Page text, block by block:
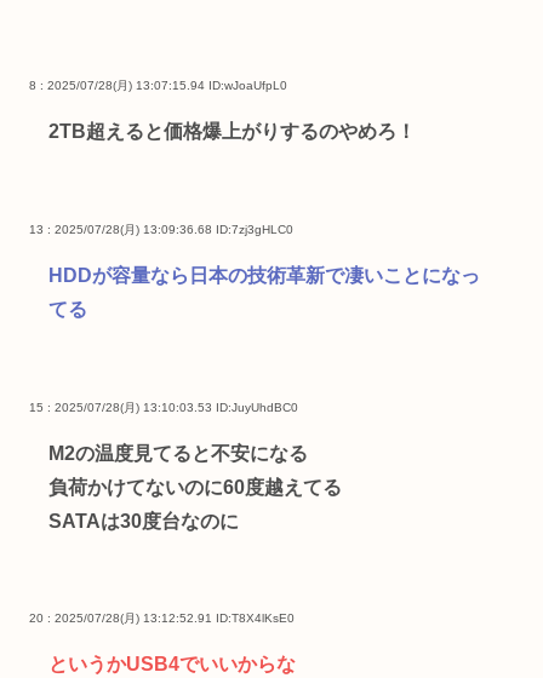
8 : 2025/07/28(月) 13:07:15.94 ID:wJoaUfpL0
2TB超えると価格爆上がりするのやめろ！
13 : 2025/07/28(月) 13:09:36.68 ID:7zj3gHLC0
HDDが容量なら日本の技術革新で凄いことになっ
てる
15 : 2025/07/28(月) 13:10:03.53 ID:JuyUhdBC0
M2の温度見てると不安になる
負荷かけてないのに60度越えてる
SATAは30度台なのに
20 : 2025/07/28(月) 13:12:52.91 ID:T8X4lKsE0
というかUSB4でいいからな